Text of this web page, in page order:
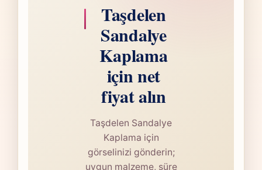
Taşdelen
Sandalye
Kaplama
için net
fiyat alın
Taşdelen Sandalye
Kaplama için
görselinizi gönderin;
uygun malzeme, süre